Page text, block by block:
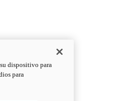
dispositivo para
para